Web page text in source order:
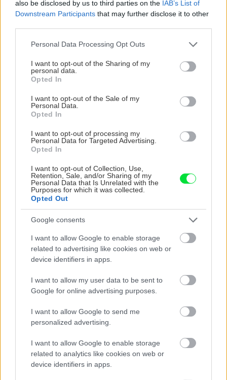
also be disclosed by us to third parties on the IAB’s List of
Downstream Participants that may further disclose it to other
Please note that this website/app uses one or more Google
not limited to your visit or usage behaviour. You may click to
grant or deny consent to Google and its third-party tags to
use your data for below specified purposes in below Google
consent section.
Personal Data Processing Opt Outs
I want to opt-out of the Sharing of my
personal data.
Opted In
I want to opt-out of the Sale of my
Personal Data.
Opted In
I want to opt-out of processing my
Personal Data for Targeted Advertising.
Opted In
I want to opt-out of Collection, Use,
Retention, Sale, and/or Sharing of my
Personal Data that Is Unrelated with the
Purposes for which it was collected.
Opted Out
Google consents
I want to allow Google to enable storage
related to advertising like cookies on web or
device identifiers in apps.
I want to allow my user data to be sent to
Google for online advertising purposes.
I want to allow Google to send me
personalized advertising.
I want to allow Google to enable storage
related to analytics like cookies on web or
device identifiers in apps.
CHALUPA
Na Morave prerobila
nepoznanie: Keď
vojdete dnu, zabudnete,
že nie ste v Toskánsku
S motorovou pílou sa
Slovák sa nebál a v
Čičmanoch si postavil
montovaný domček v
Temné stránky chalúp:
10 najčastejších
vás môžu nepríjemne
prekvapiť
Žena, búracie kladivo a
1654 sa nevidí každý
deň!